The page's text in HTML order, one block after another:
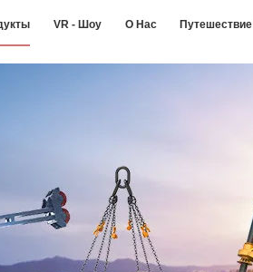
VR - Шоу О Нас